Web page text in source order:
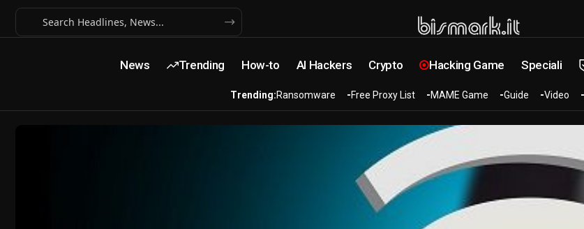
News Trending How-to AI Hackers Crypto Hacking Game Speciali
Trending:Ransomware Free Proxy List MAME Game Guide Video